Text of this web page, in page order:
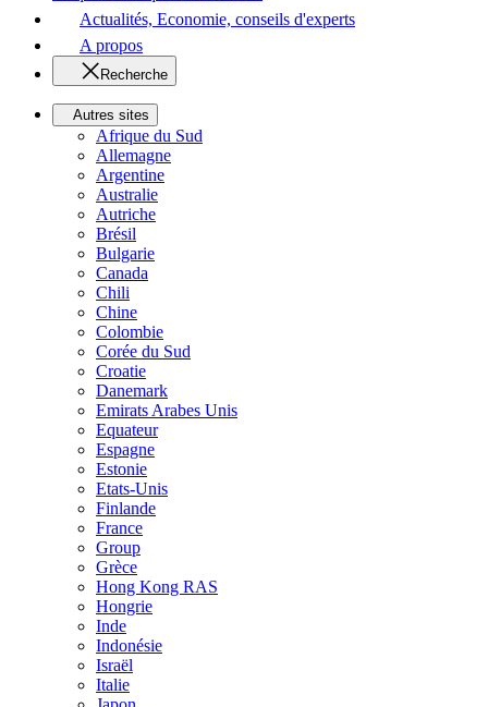
Actualités, Economie, conseils d'experts
A propos
Recherche
Autres sites
Afrique du Sud
Allemagne
Argentine
Australie
Autriche
Brésil
Bulgarie
Canada
Chili
Chine
Colombie
Corée du Sud
Croatie
Danemark
Emirats Arabes Unis
Equateur
Espagne
Estonie
Etats-Unis
Finlande
France
Group
Grèce
Hong Kong RAS
Hongrie
Inde
Indonésie
Israël
Italie